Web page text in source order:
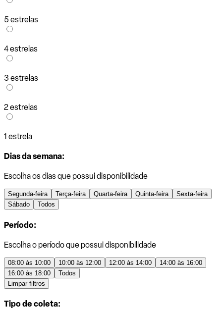
5 estrelas
4 estrelas
3 estrelas
2 estrelas
1 estrela
Dias da semana:
Escolha os dias que possui disponibilidade
Segunda-feira Terça-feira Quarta-feira Quinta-feira
Sexta-feira
Sábado
Todos
Período:
Escolha o período que possui disponibilidade
08:00 às 10:00 10:00 às 12:00 12:00 às 14:00
14:00 às 16:00
16:00 às 18:00
Todos
Limpar filtros
Tipo de coleta: